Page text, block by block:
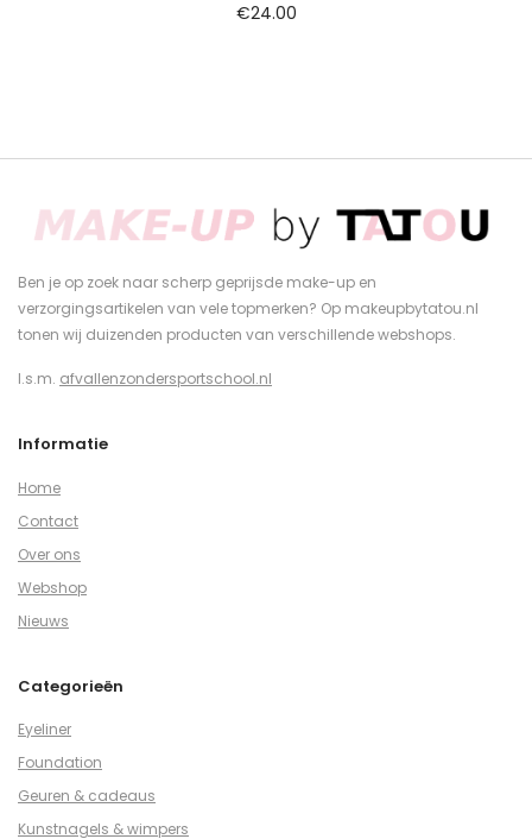
€24.00
Ben je op zoek naar scherp geprijsde make-up en
verzorgingsartikelen van vele topmerken? Op makeupbytatou.nl
tonen wij duizenden producten van verschillende webshops.
I.s.m. afvallenzondersportschool.nl
Informatie
Home
Contact
Over ons
Webshop
Nieuws
Categorieën
Eyeliner
Foundation
Geuren & cadeaus
Kunstnagels & wimpers